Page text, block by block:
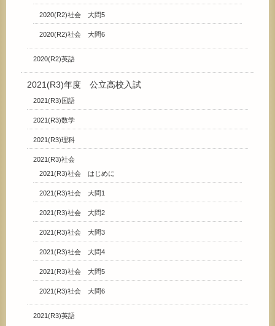
2020(R2)社会 大問5
2020(R2)社会 大問6
2020(R2)英語
2021(R3)年度 公立高校入試
2021(R3)国語
2021(R3)数学
2021(R3)理科
2021(R3)社会
2021(R3)社会 はじめに
2021(R3)社会 大問1
2021(R3)社会 大問2
2021(R3)社会 大問3
2021(R3)社会 大問4
2021(R3)社会 大問5
2021(R3)社会 大問6
2021(R3)英語